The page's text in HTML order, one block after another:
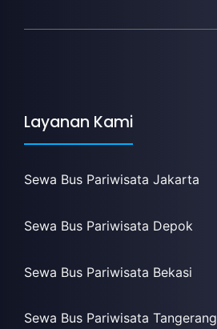
Layanan Kami
Sewa Bus Pariwisata Jakarta
Sewa Bus Pariwisata Depok
Sewa Bus Pariwisata Bekasi
Sewa Bus Pariwisata Tangerang